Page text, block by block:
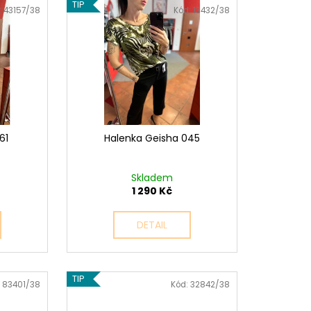
43157/38 TIP
Halenka Geisha 045
Skladem
1 290 Kč
DETAIL
Kód:13432/38
83401/38 TIP Kód: 32842/38